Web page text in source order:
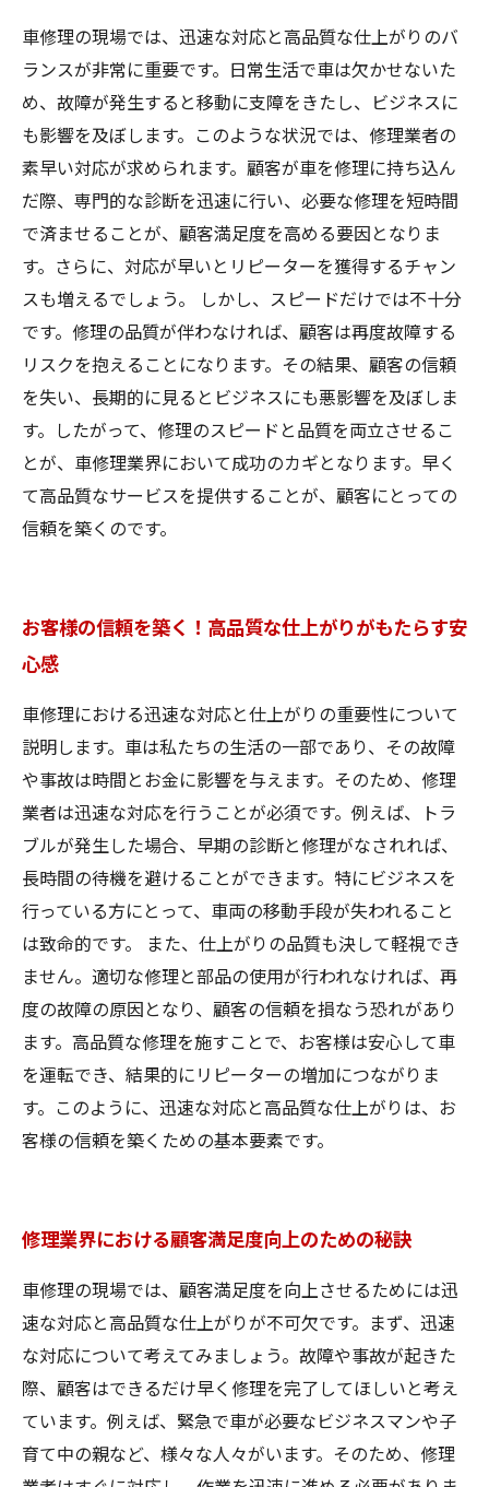
車修理の現場では、迅速な対応と高品質な仕上がりのバ
ランスが非常に重要です。日常生活で車は欠かせないた
め、故障が発生すると移動に支障をきたし、ビジネスに
も影響を及ぼします。このような状況では、修理業者の
素早い対応が求められます。顧客が車を修理に持ち込ん
だ際、専門的な診断を迅速に行い、必要な修理を短時間
で済ませることが、顧客満足度を高める要因となりま
す。さらに、対応が早いとリピーターを獲得するチャン
スも増えるでしょう。 しかし、スピードだけでは不十分
です。修理の品質が伴わなければ、顧客は再度故障する
リスクを抱えることになります。その結果、顧客の信頼
を失い、長期的に見るとビジネスにも悪影響を及ぼしま
す。したがって、修理のスピードと品質を両立させるこ
とが、車修理業界において成功のカギとなります。早く
て高品質なサービスを提供することが、顧客にとっての
信頼を築くのです。
お客様の信頼を築く！高品質な仕上がりがもたらす安
心感
車修理における迅速な対応と仕上がりの重要性について
説明します。車は私たちの生活の一部であり、その故障
や事故は時間とお金に影響を与えます。そのため、修理
業者は迅速な対応を行うことが必須です。例えば、トラ
ブルが発生した場合、早期の診断と修理がなされれば、
長時間の待機を避けることができます。特にビジネスを
行っている方にとって、車両の移動手段が失われること
は致命的です。 また、仕上がりの品質も決して軽視でき
ません。適切な修理と部品の使用が行われなければ、再
度の故障の原因となり、顧客の信頼を損なう恐れがあり
ます。高品質な修理を施すことで、お客様は安心して車
を運転でき、結果的にリピーターの増加につながりま
す。このように、迅速な対応と高品質な仕上がりは、お
客様の信頼を築くための基本要素です。
修理業界における顧客満足度向上のための秘訣
車修理の現場では、顧客満足度を向上させるためには迅
速な対応と高品質な仕上がりが不可欠です。まず、迅速
な対応について考えてみましょう。故障や事故が起きた
際、顧客はできるだけ早く修理を完了してほしいと考え
ています。例えば、緊急で車が必要なビジネスマンや子
育て中の親など、様々な人々がいます。そのため、修理